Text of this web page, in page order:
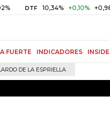
DTF 10,34% +0,10% +0,98%
FUERTE INDICADORES INSIDE
DE LA ESPRIELLA